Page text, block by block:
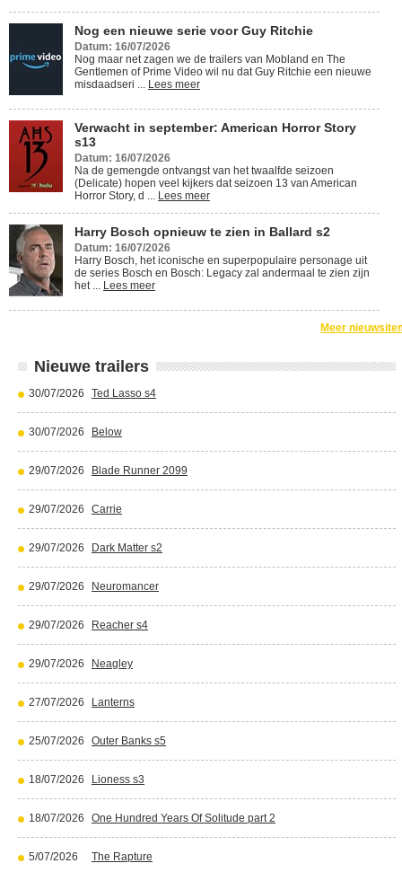
Nog een nieuwe serie voor Guy Ritchie
Datum: 16/07/2026
Nog maar net zagen we de trailers van Mobland en The
Gentlemen of Prime Video wil nu dat Guy Ritchie een nieuwe
misdaadseri ... Lees meer
Verwacht in september: American Horror Story
s13
Datum: 16/07/2026
Na de gemengde ontvangst van het twaalfde seizoen
(Delicate) hopen veel kijkers dat seizoen 13 van American
Horror Story, d ... Lees meer
Harry Bosch opnieuw te zien in Ballard s2
Datum: 16/07/2026
Harry Bosch, het iconische en superpopulaire personage uit
de series Bosch en Bosch: Legacy zal andermaal te zien zijn
het ... Lees meer
Meer
Nieuwe trailers
30/07/2026 Ted Lasso s4
30/07/2026 Below
29/07/2026 Blade Runner 2099
29/07/2026 Carrie
29/07/2026 Dark Matter s2
29/07/2026 Neuromancer
29/07/2026 Reacher s4
29/07/2026 Neagley
27/07/2026 Lanterns
25/07/2026 Outer Banks s5
18/07/2026 Lioness s3
18/07/2026 One Hundred Years Of Solitude part 2
5/07/2026 The Rapture